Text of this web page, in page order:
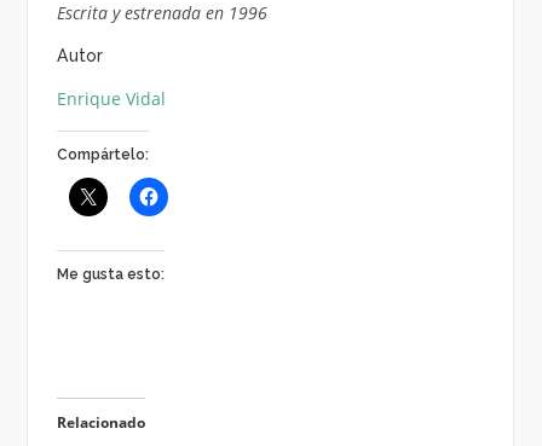
Escrita y estrenada en 1996
Autor
Enrique Vidal
Compártelo:
Me gusta esto:
Relacionado